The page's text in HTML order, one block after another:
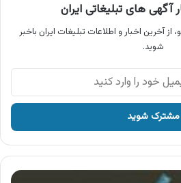
آگهی های تبلیغاتی ایران
آخرین اخبار و اطلاعات تبلیغات ایران باخبر
شوید.